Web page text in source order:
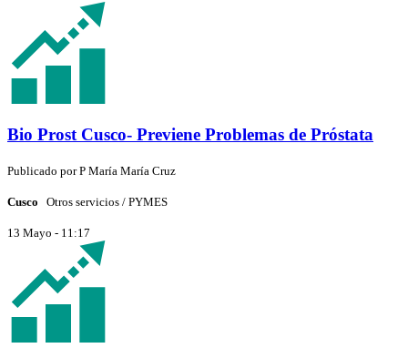
Bio Prost Cusco- Previene Problemas de Próstata
Publicado porP María María Cruz
Cusco Otros servicios / PYMES
13 Mayo - 11:17